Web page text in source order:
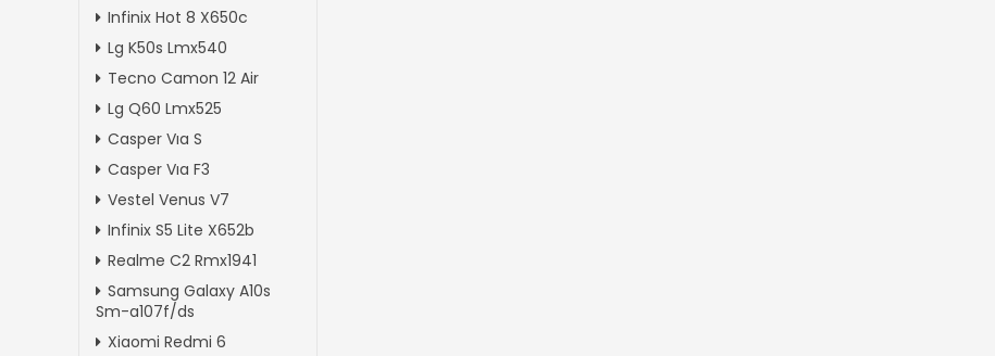
Infinix Hot 8 X650c
Lg K50s Lmx540
Tecno Camon 12 Air
Lg Q60 Lmx525
Casper Vıa S
Casper Vıa F3
Vestel Venus V7
Infinix S5 Lite X652b
Realme C2 Rmx1941
Samsung Galaxy A10s
Sm-a107f/ds
Xiaomi Redmi 6